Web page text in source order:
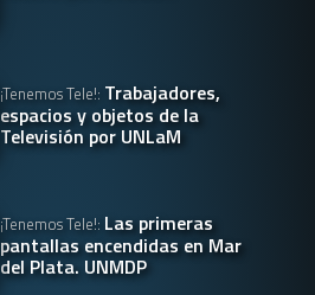
¡Tenemos Tele!: Trabajadores,
espacios y objetos de la
Televisión por UNLaM
¡Tenemos Tele!: Las primeras
pantallas encendidas en Mar
del Plata. UNMDP